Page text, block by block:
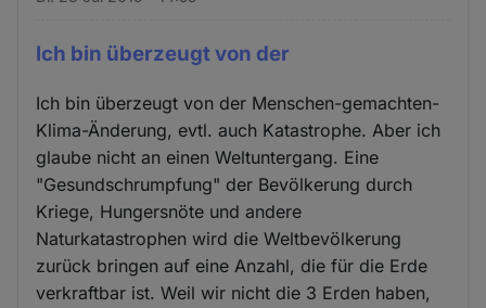
Ich bin überzeugt von der
Ich bin überzeugt von der Menschen-gemachten-
Klima-Änderung, evtl. auch Katastrophe. Aber ich
glaube nicht an einen Weltuntergang. Eine
"Gesundschrumpfung" der Bevölkerung durch
Kriege, Hungersnöte und andere
Naturkatastrophen wird die Weltbevölkerung
zurück bringen auf eine Anzahl, die für die Erde
verkraftbar ist. Weil wir nicht die 3 Erden haben,